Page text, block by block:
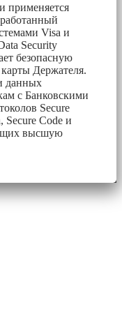
применяется
Visa и
Security
безопасную
Держателя.
данных
с Банковскими
Secure
Secure Code и
высшую